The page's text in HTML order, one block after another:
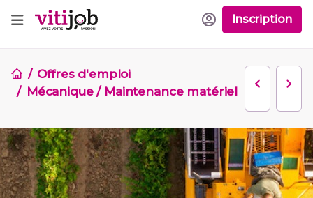
Inscription
Offres d'emploi
Mécanique / Maintenance matériel